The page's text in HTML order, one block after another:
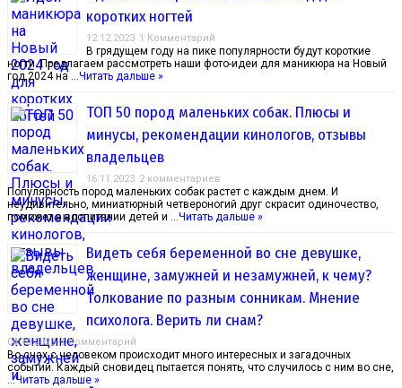
коротких ногтей
12.12.2023 1 Комментарий
В грядущем году на пике популярности будут короткие
ногти. Предлагаем рассмотреть наши фото-идеи для маникюра на Новый
год 2024 на …Читать дальше »
ТОП 50 пород маленьких собак. Плюсы и
минусы, рекомендации кинологов, отзывы
владельцев
16.11.2023 2 комментариев
Популярность пород маленьких собак растет с каждым днем. И
неудивительно, миниатюрный четвероногий друг скрасит одиночество,
поможет в воспитании детей и …Читать дальше »
Видеть себя беременной во сне девушке,
женщине, замужней и незамужней, к чему?
Толкование по разным сонникам. Мнение
психолога. Верить ли снам?
04.10.2023 1 Комментарий
Во снах с человеком происходит много интересных и загадочных
событий. Каждый сновидец пытается понять, что случилось с ним во сне,
…Читать дальше »